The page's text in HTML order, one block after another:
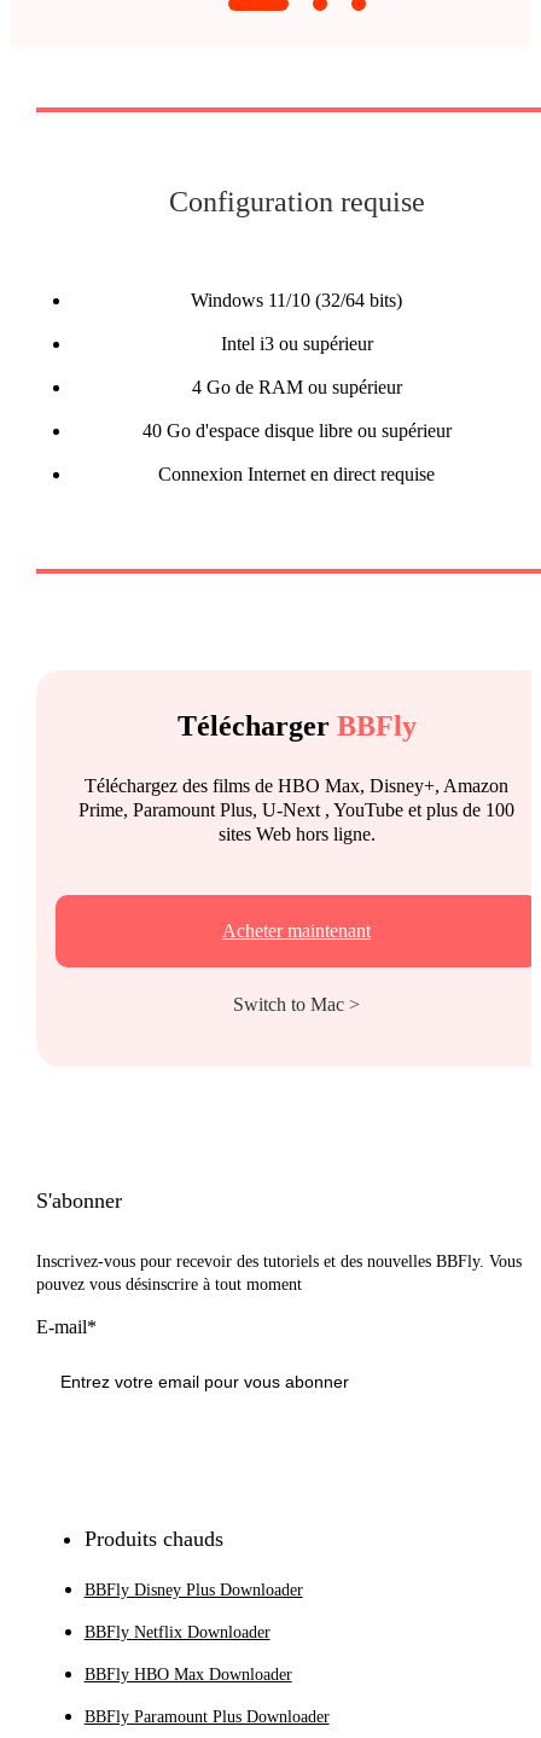
Configuration requise
Windows 11/10 (32/64 bits)
Intel i3 ou supérieur
4 Go de RAM ou supérieur
40 Go d'espace disque libre ou supérieur
Connexion Internet en direct requise
Télécharger BBFly
Téléchargez des films de HBO Max, Disney+, Amazon
Prime, Paramount Plus, U-Next , YouTube et plus de 100
sites Web hors ligne.
Acheter maintenant
Switch to Mac >
S'abonner
Inscrivez-vous pour recevoir des tutoriels et des nouvelles BBFly. Vous
pouvez vous désinscrire à tout moment
E-mail*
Produits chauds
BBFly Disney Plus Downloader
BBFly Netflix Downloader
BBFly HBO Max Downloader
BBFly Paramount Plus Downloader